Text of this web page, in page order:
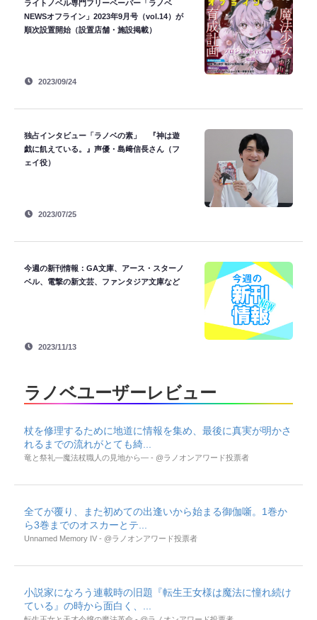
ライトノベル専門フリーペーパー「ラノベ
NEWSオフライン」2023年9月号（vol.14）が
順次設置開始（設置店舗・施設掲載）
2023/09/24
独占インタビュー「ラノベの素」 『神は遊
戯に飢えている。』声優・島﨑信長さん（フ
ェイ役）
2023/07/25
今週の新刊情報：GA文庫、アース・スターノ
ベル、電撃の新文芸、ファンタジア文庫など
2023/11/13
ラノベユーザーレビュー
杖を修理するために地道に情報を集め、最後に真実が明かさ
れるまでの流れがとても綺...
竜と祭礼―魔法杖職人の見地から― - @ラノオンアワード投票者
全てが覆り、また初めての出逢いから始まる御伽噺。1巻か
ら3巻までのオスカーとテ...
Unnamed Memory IV - @ラノオンアワード投票者
小説家になろう連載時の旧題『転生王女様は魔法に憧れ続け
ている』の時から面白く、...